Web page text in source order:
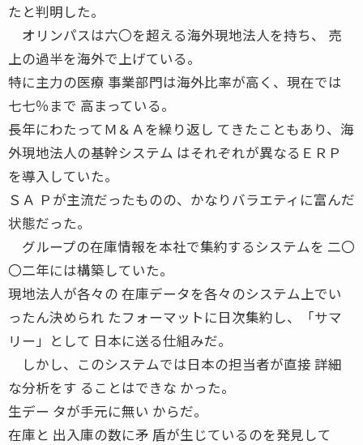
たと判明した。
オリンパスは六〇を超える海外現地法人を持ち、 売
上の過半を海外で上げている。
特に主力の医療 事業部門は海外比率が高く、現在では
七七％まで 高まっている。
長年にわたってＭ＆Ａを繰り返し てきたこともあり、海
外現地法人の基幹システム はそれぞれが異なるＥＲＰ
を導入していた。
ＳＡ Ｐが主流だったものの、かなりバラエティに富んだ
状態だった。
グループの在庫情報を本社で集約するシステムを 二〇
〇二年には構築していた。
現地法人が各々の 在庫データを各々のシステム上でい
ったん決められ たフォーマットに日次集約し、「サマ
リー」として 日本に送る仕組みだ。
しかし、このシステムでは日本の担当者が直接 詳細
な分析をす ることはできな かった。
生デー タが手元に無い からだ。
在庫と 出入庫の数に矛 盾が生じているのを発見して